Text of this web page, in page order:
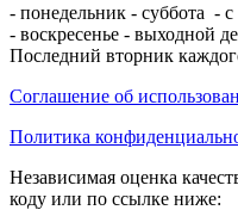
- понедельник - суббота -
- воскресенье - выходной
Последний вторник
Соглашение об
Политика
Независимая оценка
коду или по ссылке ниже: